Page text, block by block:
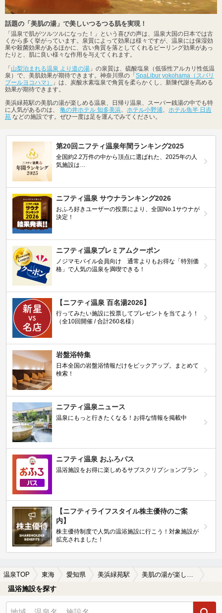
話題の「美肌の湯」で美しいつるつる肌を実現！
「温泉で肌がツルツルになった！」という喜びの声は、温泉大国の日本では古
くから多く挙がっています。泉質によって効果は様々ですが、温泉には保湿効
果や殺菌効果があるほかに、古い角質を落としてくれるピーリング効果があっ
たりと、肌に良い様々な作用を与えてくれます。
「 山梨泊まれる温泉 より道の湯 」の泉質は、硫酸塩泉（低張性アルカリ性低温
泉）で、美肌効果が期待できます。神奈川県の「 SpaLibur yokohama（スパリ
ブールヨコハマ）
」は、炭酸水素塩泉で角質を柔らかくし、新陳代謝を高める
効果が期待できます。
美浜緑苑駅の美肌の湯が楽しめる温泉、日帰り温泉、スーパー銭湯の中でも特
に人気があるのは、 亀の井ホテル 知多美浜、 ホテル小野浦、 ホテル魚半 日吉
苑 などの施設です。ぜひ一度は足を運んでみてください。
第20回ニフティ温泉年間ランキング2025
全国約2.2万件の中から頂点に選ばれた、2025年の人
気施設は…
ニフティ温泉 サウナランキング2026
おふろ好きユーザーの投票により、全国No.1サウナが
決定！
ニフティ温泉プレミアムクーポン
ノジマモバイル会員向け 通常よりもお得な「特別価
格」で人気の温泉を満喫できる！
【ニフティ温泉 百名湯2026】
行ってみたい施設に投票してプレゼントを当てよう！
（全10回開催 / 合計260名様）
岩盤浴特集
日本全国の岩盤浴情報だけをピックアップ。まとめて
検索！
ニフティ温泉ニュース
温泉にもっと行きたくなる！お得な情報を掲載中
ニフティ温泉 おふろパス
温浴施設をお得に楽しめるサブスクリプションプラン
【ニフティライフスタイル株主優待のご案
内】
株主優待制度で人気の温浴施設に行こう！対象施設が
拡充されました！
温泉TOP 東海 愛知県 美浜緑苑駅
温浴施設を探す